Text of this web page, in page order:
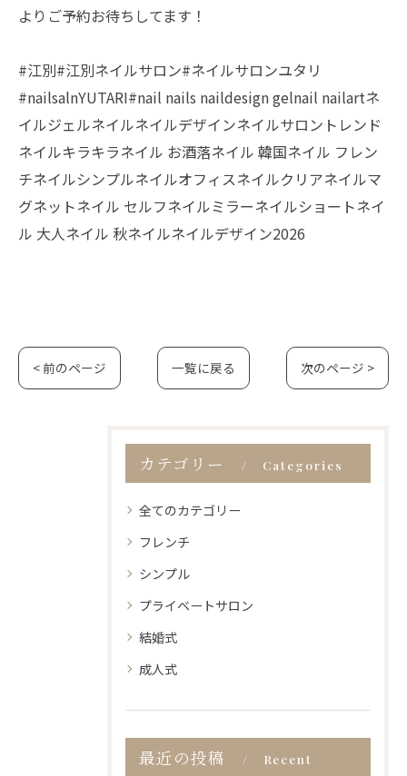
よりご予約お待ちしてます！
#江別#江別ネイルサロン#ネイルサロンユタリ
#nailsalnYUTARI#nail nails naildesign gelnail nailartネ
イルジェルネイルネイルデザインネイルサロントレンド
ネイルキラキラネイル お酒落ネイル 韓国ネイル フレン
チネイルシンプルネイルオフィスネイルクリアネイルマ
グネットネイル セルフネイルミラーネイルショートネイ
ル 大人ネイル 秋ネイルネイルデザイン2026
< 前のページ 一覧に戻る 次のページ >
カテゴリー Categories
全てのカテゴリー
フレンチ
シンプル
プライベートサロン
結婚式
成人式
最近の投稿
Recent